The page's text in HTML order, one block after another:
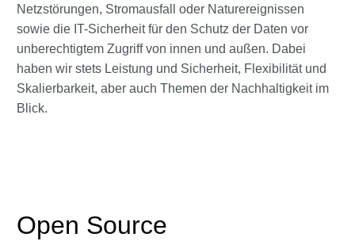
Netzstörungen, Stromausfall oder Naturereignissen
sowie die IT-Sicherheit für den Schutz der Daten vor
unberechtigtem Zugriff von innen und außen. Dabei
haben wir stets Leistung und Sicherheit, Flexibilität und
Skalierbarkeit, aber auch Themen der Nachhaltigkeit im
Blick.
Open Source